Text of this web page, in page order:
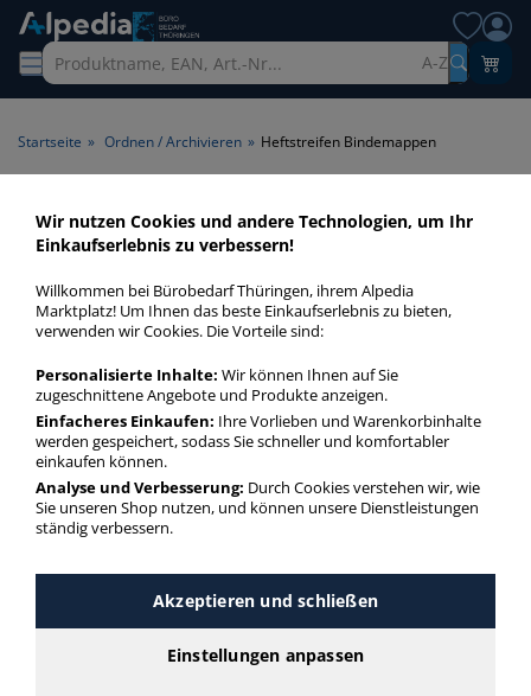
A-Z
Startseite » Ordnen / Archivieren » Heftstreifen Bindemappen
Heftstreifen Bindemappen >
Geeignet für Bindemappen
Heftstreifen Bindemappen in bester Qualität zum günstigen
Preis. Finden Sie schnell Heftstreifen Bindemappen mit
Heftstreifen Bindemappen
mehr Infos zur Kategorie
Heftstreifen
Kunststoff
Wir nutzen Cookies und andere Technologien, um Ihr
Einkaufserlebnis zu verbessern!
Willkommen bei Bürobedarf Thüringen, ihrem Alpedia
Marktplatz! Um Ihnen das beste Einkaufserlebnis zu bieten,
verwenden wir Cookies. Die Vorteile sind:
Personalisierte Inhalte: Wir können Ihnen auf Sie
zugeschnittene Angebote und Produkte anzeigen.
Einfacheres Einkaufen: Ihre Vorlieben und Warenkorbinhalte
werden gespeichert, sodass Sie schneller und komfortabler
einkaufen können.
Analyse und Verbesserung: Durch Cookies verstehen wir, wie
Sie unseren Shop nutzen, und können unsere Dienstleistungen
ständig verbessern.
Akzeptieren und schließen
Einstellungen anpassen